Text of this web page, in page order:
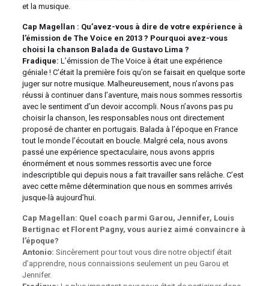
et la musique.
Cap Magellan : Qu’avez-vous à dire de votre expérience à
l’émission de The Voice en 2013 ? Pourquoi avez-vous
choisi la chanson Balada de Gustavo Lima ?
Fradique: L’émission de The Voice à était une expérience
géniale ! C’était la première fois qu’on se faisait en quelque sorte
juger sur notre musique. Malheureusement, nous n’avons pas
réussi à continuer dans l’aventure, mais nous sommes ressortis
avec le sentiment d’un devoir accompli. Nous n’avons pas pu
choisir la chanson, les responsables nous ont directement
proposé de chanter en portugais. Balada à l’époque en France
tout le monde l’écoutait en boucle. Malgré cela, nous avons
passé une expérience spectaculaire, nous avons appris
énormément et nous sommes ressortis avec une force
indescriptible qui depuis nous a fait travailler sans relâche. C’est
avec cette même détermination que nous en sommes arrivés
jusque-là aujourd’hui.
Cap Magellan: Quel coach parmi Garou, Jennifer, Louis
Bertignac et Florent Pagny, vous auriez aimé convaincre à
l’époque?
Antonio: Sincèrement pour tout vous dire notre objectif était
d’apprendre, nous connaissions seulement un peu Garou et
Jennifer.